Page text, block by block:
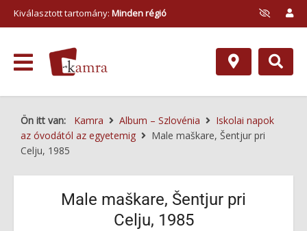
Kiválasztott tartomány: Minden régió
Ön itt van: Kamra Album – Szlovénia
Iskolai napok
az óvodától az egyetemig
Male maškare, Šentjur pri
Celju, 1985
Male maškare, Šentjur pri
Celju, 1985